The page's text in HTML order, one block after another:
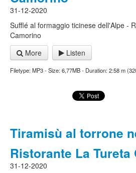
31-12-2020
Sufflé al formaggio ticinese dell'Alpe -
Camorino
More
Listen
Filetype: MP3 - Size: 6,77MB - Duration: 2:58 m
Tiramisù al torrone
Ristorante La
31-12-2020